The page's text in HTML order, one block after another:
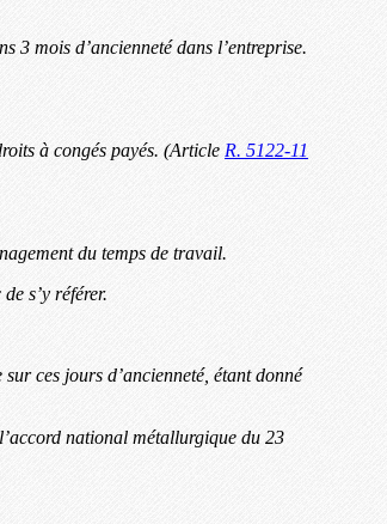
3 mois d’ancienneté dans l’entreprise.
à congés payés. (Article R. 5122-11
du temps de travail.
s’y référer.
ces jours d’ancienneté, étant donné
national métallurgique du 23